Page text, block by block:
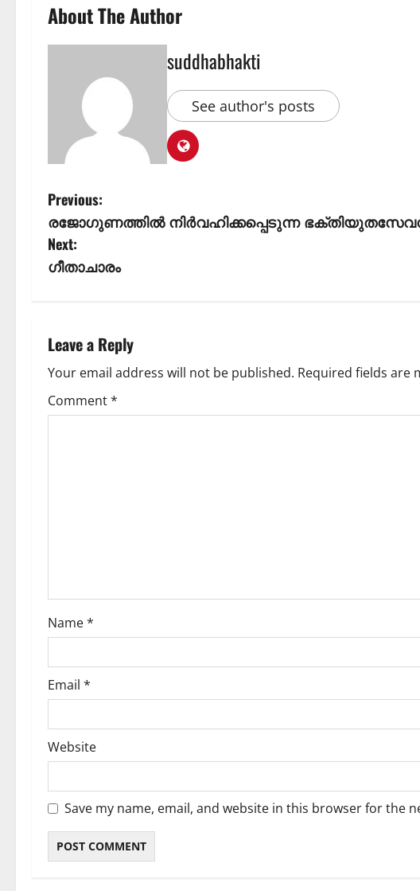
About The Author
suddhabhakti
See author's posts
Previous:
രജോഗുണത്തിൽ നിർവഹിക്കപ്പെടുന്ന
Next:
ഗീതാചാരം
Leave a Reply
Your email address will not be published. Required fields are
Comment*
Name*
Email *
Website
Save my name, email, and website in this browser for the